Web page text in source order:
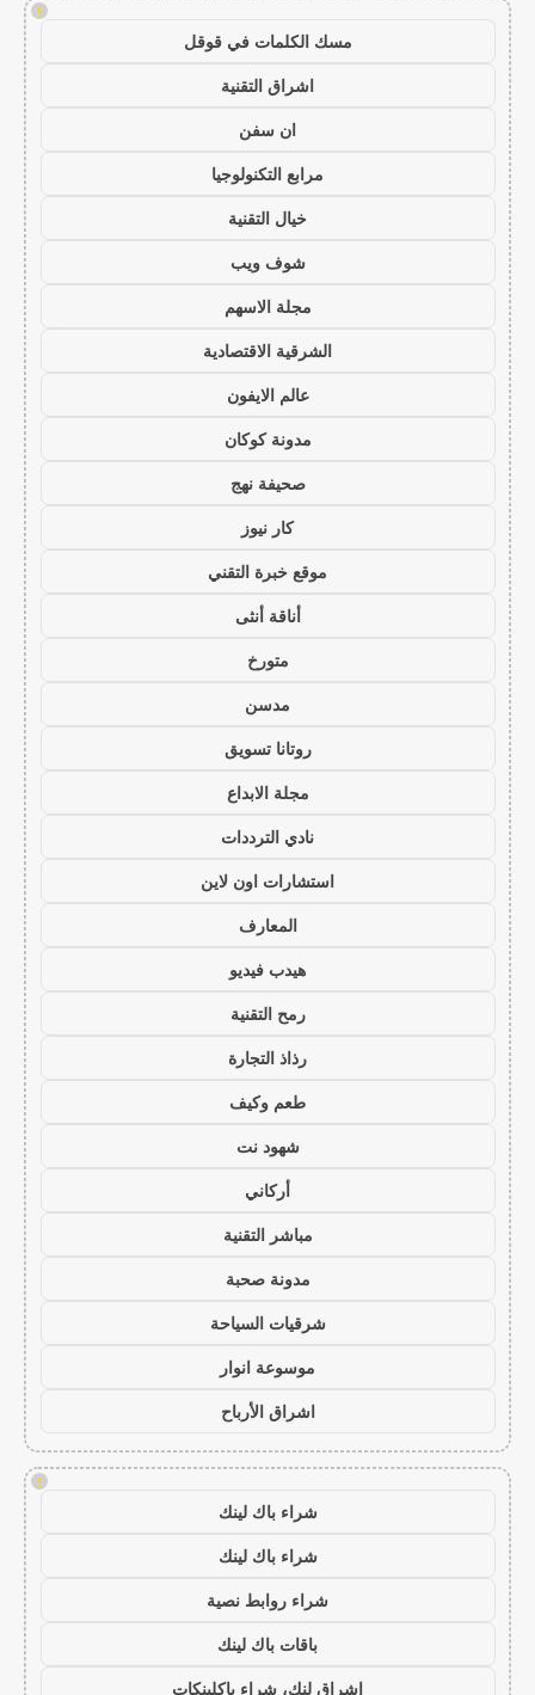
!
مسك الكلمات في قوقل
اشراق التقنية
ان سفن
مرابع التكنولوجيا
خيال التقنية
شوف ويب
مجلة الاسهم
الشرقية الاقتصادية
عالم الايفون
مدونة كوكان
صحيفة نهج
كار نيوز
موقع خبرة التقني
أناقة أنثى
متورخ
مدسن
روتانا تسويق
مجلة الابداع
نادي الترددات
استشارات اون لاين
المعارف
هيدب فيديو
رمح التقنية
رذاذ التجارة
طعم وكيف
شهود نت
أركاني
مباشر التقنية
مدونة صحبة
شرقيات السياحة
موسوعة انوار
اشراق الأرباح
!
شراء باك لينك
شراء باك لينك
شراء روابط نصية
باقات باك لينك
اشراق لنك، شراء باكلينكات